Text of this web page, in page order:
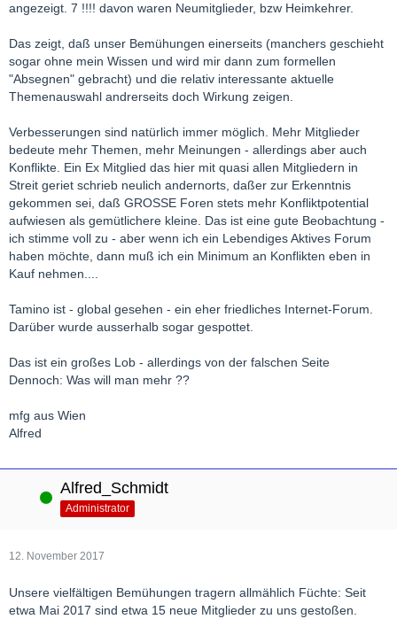
angezeigt. 7 !!!! davon waren Neumitglieder, bzw Heimkehrer.
Das zeigt, daß unser Bemühungen einerseits (manchers geschieht
sogar ohne mein Wissen und wird mir dann zum formellen
"Absegnen" gebracht) und die relativ interessante aktuelle
Themenauswahl andrerseits doch Wirkung zeigen.
Verbesserungen sind natürlich immer möglich. Mehr Mitglieder
bedeute mehr Themen, mehr Meinungen - allerdings aber auch
Konflikte. Ein Ex Mitglied das hier mit quasi allen Mitgliedern in
Streit geriet schrieb neulich andernorts, daßer zur Erkenntnis
gekommen sei, daß GROSSE Foren stets mehr Konfliktpotential
aufwiesen als gemütlichere kleine. Das ist eine gute Beobachtung -
ich stimme voll zu - aber wenn ich ein Lebendiges Aktives Forum
haben möchte, dann muß ich ein Minimum an Konflikten eben in
Kauf nehmen....
Tamino ist - global gesehen - ein eher friedliches Internet-Forum.
Darüber wurde ausserhalb sogar gespottet.
Das ist ein großes Lob - allerdings von der falschen Seite
Dennoch: Was will man mehr ??
mfg aus Wien
Alfred
Online Alfred_Schmidt
Administrator
12. November 2017
Unsere vielfältigen Bemühungen tragern allmählich Füchte: Seit
etwa Mai 2017 sind etwa 15 neue Mitglieder zu uns gestoßen.